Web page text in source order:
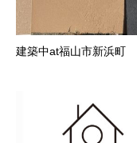
建築中at福山市新浜町